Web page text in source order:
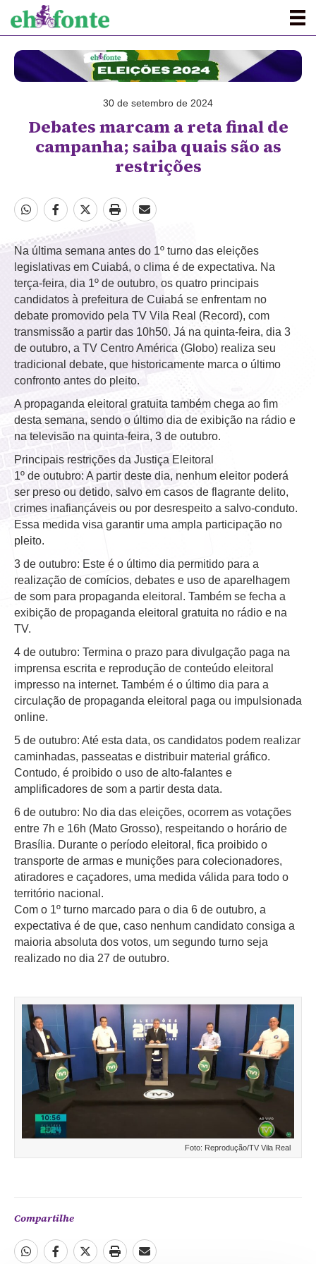
30 de setembro de 2024
Debates marcam a reta final de
campanha; saiba quais são as
restrições
Na última semana antes do 1º turno das eleições
legislativas em Cuiabá, o clima é de expectativa. Na
terça-feira, dia 1º de outubro, os quatro principais
candidatos à prefeitura de Cuiabá se enfrentam no
debate promovido pela TV Vila Real (Record), com
transmissão a partir das 10h50. Já na quinta-feira, dia 3
de outubro, a TV Centro América (Globo) realiza seu
tradicional debate, que historicamente marca o último
confronto antes do pleito.
A propaganda eleitoral gratuita também chega ao fim
desta semana, sendo o último dia de exibição na rádio e
na televisão na quinta-feira, 3 de outubro.
Principais restrições da Justiça Eleitoral
1º de outubro: A partir deste dia, nenhum eleitor poderá
ser preso ou detido, salvo em casos de flagrante delito,
crimes inafiançáveis ou por desrespeito a salvo-conduto.
Essa medida visa garantir uma ampla participação no
pleito.
3 de outubro: Este é o último dia permitido para a
realização de comícios, debates e uso de aparelhagem
de som para propaganda eleitoral. Também se fecha a
exibição de propaganda eleitoral gratuita no rádio e na
TV.
4 de outubro: Termina o prazo para divulgação paga na
imprensa escrita e reprodução de conteúdo eleitoral
impresso na internet. Também é o último dia para a
circulação de propaganda eleitoral paga ou impulsionada
online.
5 de outubro: Até esta data, os candidatos podem realizar
caminhadas, passeatas e distribuir material gráfico.
Contudo, é proibido o uso de alto-falantes e
amplificadores de som a partir desta data.
6 de outubro: No dia das eleições, ocorrem as votações
entre 7h e 16h (Mato Grosso), respeitando o horário de
Brasília. Durante o período eleitoral, fica proibido o
transporte de armas e munições para colecionadores,
atiradores e caçadores, uma medida válida para todo o
território nacional.
Com o 1º turno marcado para o dia 6 de outubro, a
expectativa é de que, caso nenhum candidato consiga a
maioria absoluta dos votos, um segundo turno seja
realizado no dia 27 de outubro.
Foto: Reprodução/TV Vila Real
Compartilhe